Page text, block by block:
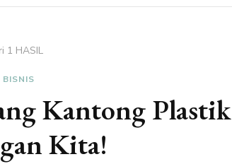
1 HASIL
BISNIS
Kantong
Kita!